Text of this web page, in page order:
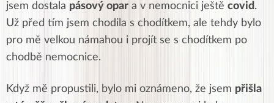
jsem dostala pásový opar a v nemocnici ještě covid.
Už před tím jsem chodila s chodítkem, ale tehdy bylo
pro mě velkou námahou i projít se s chodítkem po
chodbě nemocnice.
Když mě propustili, bylo mi oznámeno, že jsem přišla